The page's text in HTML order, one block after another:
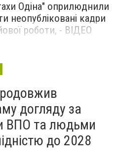
Одіна" оприлюднили
неопубліковані кадри
роботи, - ВІДЕО
зіграє тата
українському
- ФОТО
догляду за
ВПО та людьми
до 2028